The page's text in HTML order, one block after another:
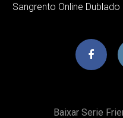
Sangrento Online
Baixar Serie